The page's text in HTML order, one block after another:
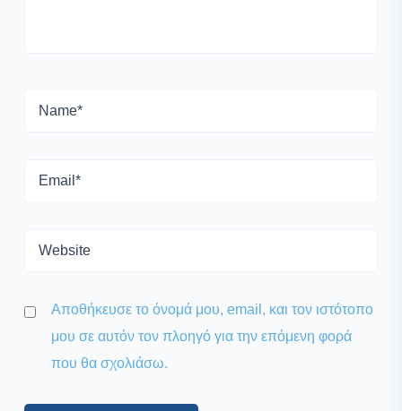
Αποθήκευσε το όνομά μου, email, και τον ιστότοπο
μου σε αυτόν τον πλοηγό για την επόμενη φορά
που θα σχολιάσω.